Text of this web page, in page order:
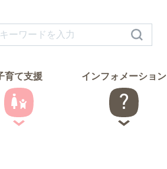
育て支援 インフォメーション